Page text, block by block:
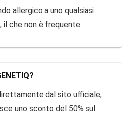
allergico a uno qualsiasi
il che non è frequente.
dal sito ufficiale,
uno sconto del 50% sul